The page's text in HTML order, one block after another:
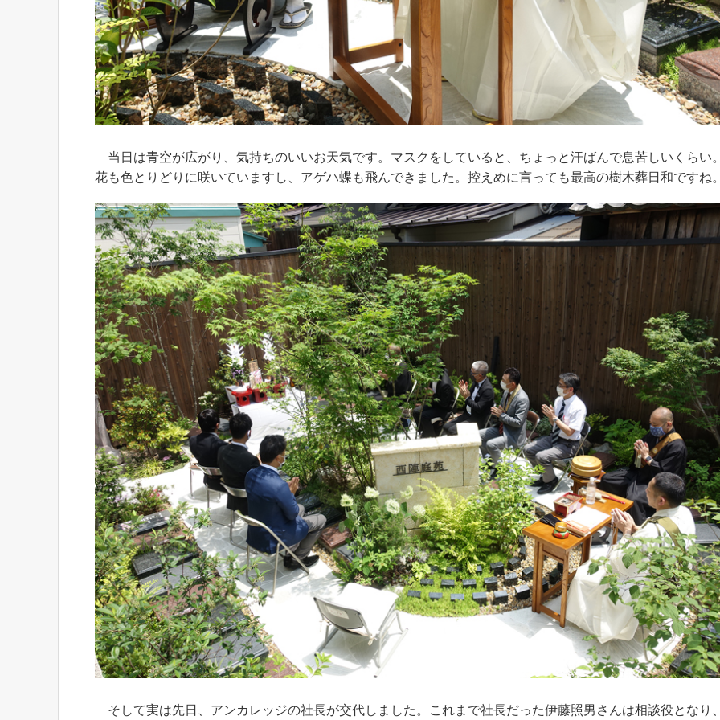
当日は青空が広がり、気持ちのいいお天気です。マスクをしていると、ちょっと汗ばんで息苦しいくらい
花も色とりどりに咲いていますし、アゲハ蝶も飛んできました。控えめに言っても最高の樹木葬日和ですね
そして実は先日、アンカレッジの社長が交代しました。これまで社長だった伊藤照男さんは相談役となり